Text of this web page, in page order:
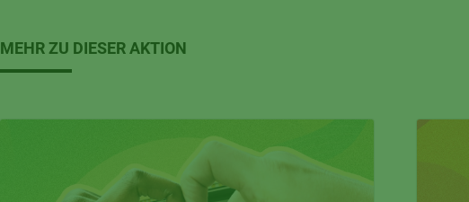
MEHR ZU DIESER AKTION